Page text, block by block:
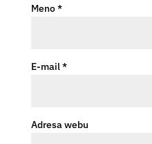
Meno*
E-mail*
Adresa webu